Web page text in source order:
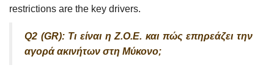
restrictions are the key drivers.
Q2 (GR): Τι είναι η Ζ.Ο.Ε. και πώς επηρεάζει την
αγορά ακινήτων στη Μύκονο;